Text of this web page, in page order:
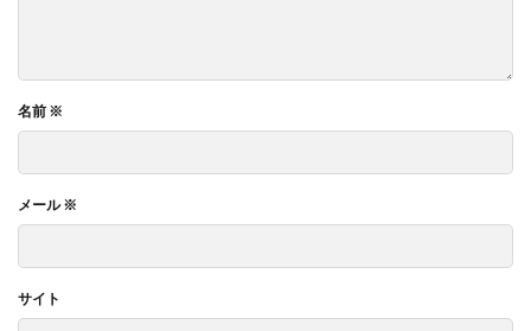
名前 ※
メール※
サイト